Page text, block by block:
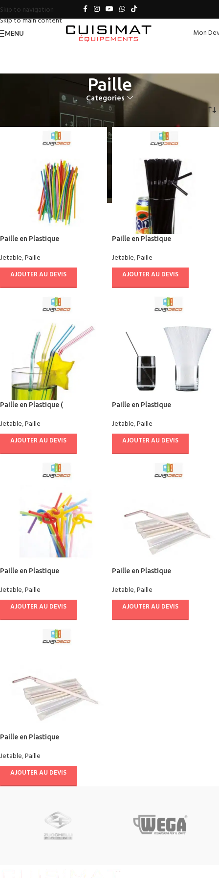
Skip to navigation
Skip to main content
MENU Mon
Paille
Categories
Paille en Plastique
Jetable,Paille
AJOUTER AU DEVIS
Paille en Plastique
Jetable,Paille
AJOUTER AU DEVIS
Paille en Plastique (
Jetable,Paille
AJOUTER AU DEVIS
Paille en Plastique
Jetable,Paille
AJOUTER AU DEVIS
Paille en Plastique
Jetable,Paille
AJOUTER AU DEVIS
Paille en Plastique
Jetable,Paille
AJOUTER AU DEVIS
Paille en Plastique
Jetable,Paille
AJOUTER AU DEVIS